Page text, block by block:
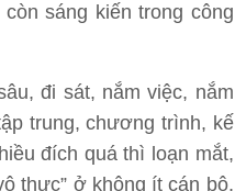
sáng kiến trong công
đi sát, nắm việc, nắm
trung, chương trình, kế
đích quá thì loạn mắt,
thực” ở không ít cán bộ,